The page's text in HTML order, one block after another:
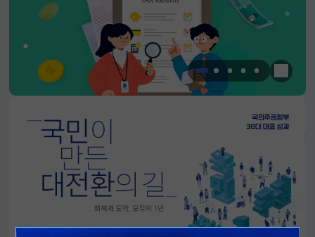
한눈에